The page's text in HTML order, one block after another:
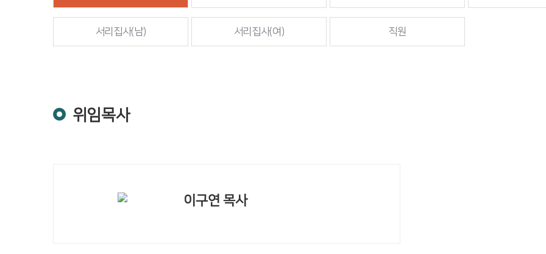
서리집사(남) 서리집사(여) 직원
위임목사
이구연 목사